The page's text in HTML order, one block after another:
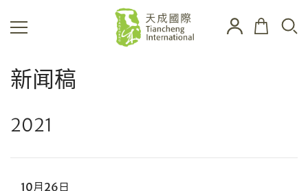
新闻稿
2021
10月26日